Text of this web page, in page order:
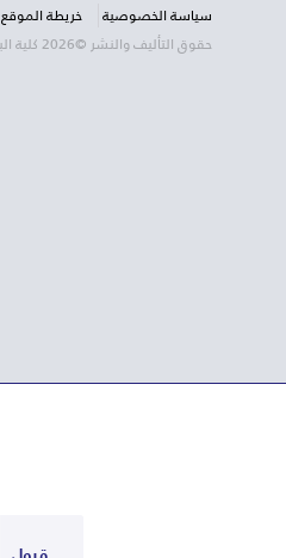
سياسة الخصوصية خريطة الموقع
حقوق التأليف والنشر ©2026 كلية البترجي الطبية